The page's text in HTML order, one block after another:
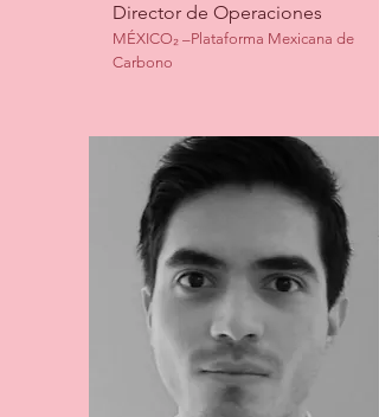
Director de Operaciones
MÉXICO₂ –Plataforma Mexicana de
Carbono